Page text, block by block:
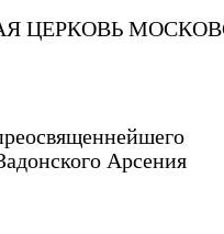
ЦЕРКОВЬ
Арсения